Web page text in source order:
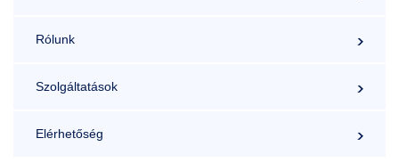
Rólunk
Szolgáltatások
Elérhetőség